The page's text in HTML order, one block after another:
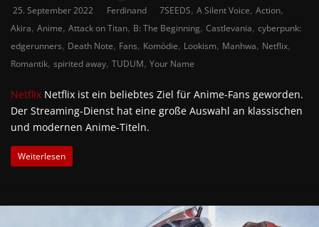
25. September 2022 Ferdinand 7SEEDS, A Silent Voice, Action,
Akira, Anime, Attack on Titan, B: The Beginning, Castlevania, cyberpunk:
edgerunners, Death Note, Fans, Komödie, Lookism, Manhwa, Netflix,
Romantik, spirited away, TUDUM, Your Name
Netflix Netflix ist ein beliebtes Ziel für Anime-Fans geworden.
Der Streaming-Dienst hat eine große Auswahl an klassischen
und modernen Anime-Titeln.
Weiterlesen